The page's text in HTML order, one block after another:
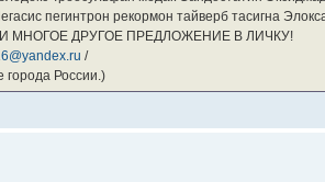
пегинтрон рекормон тайверб тасигна
И МНОГОЕ ДРУГОЕ ПРЕДЛОЖЕНИЕ В ЛИЧКУ!
/
России.)